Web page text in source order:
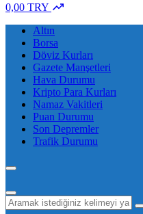
0,00 TRY
Altın
Borsa
Döviz Kurları
Gazete Manşetleri
Hava Durumu
Kripto Para Kurları
Namaz Vakitleri
Puan Durumu
Son Depremler
Trafik Durumu